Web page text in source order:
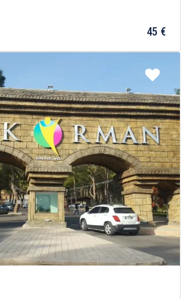
45 €